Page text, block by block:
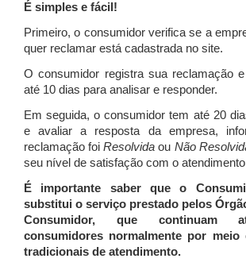
É simples e fácil!
Primeiro, o consumidor verifica se a
quer reclamar está cadastrada no site.
O consumidor registra sua reclamação
até 10 dias para analisar e responder.
Em seguida, o consumidor tem até 20
e avaliar a resposta da empresa,
reclamação foiResolvida ou Não
seu nível de satisfação com o
É importante saber que o
substitui o serviço prestado pelos
Consumidor, que continuam
consumidores normalmente por meio
tradicionais de atendimento.